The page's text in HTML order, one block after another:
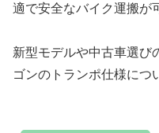
適で安全なバイク運搬が
新型モデルや中古車選び
ゴンのトランポ仕様につ